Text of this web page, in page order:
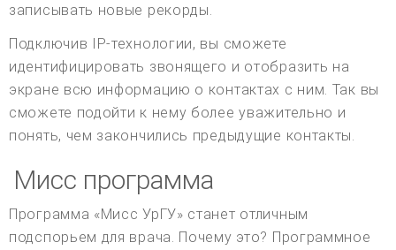
записывать новые рекорды.
Подключив IP-технологии, вы сможете
идентифицировать звонящего и отобразить на
экране всю информацию о контактах с ним. Так вы
сможете подойти к нему более уважительно и
понять, чем закончились предыдущие контакты.
Мисс программа
Программа «Мисс УрГУ» станет отличным
подспорьем для врача. Почему это? Программное